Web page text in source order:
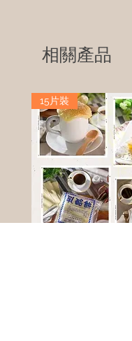
相關產品
15片裝